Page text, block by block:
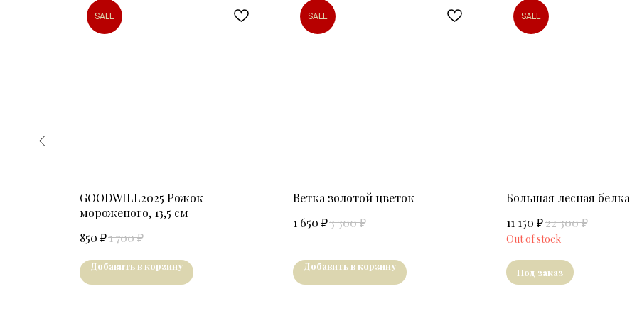
SALE
GOODWILL2025 Рожок
мороженого, 13,5 см
850 ₽1 700₽
Добавить в корзину
SALE
Ветка золотой цветок
1 650 ₽3 300₽
Добавить в корзину
SALE
Большая лесная белка
11 150 ₽22 300₽
Out of stock
Под заказ